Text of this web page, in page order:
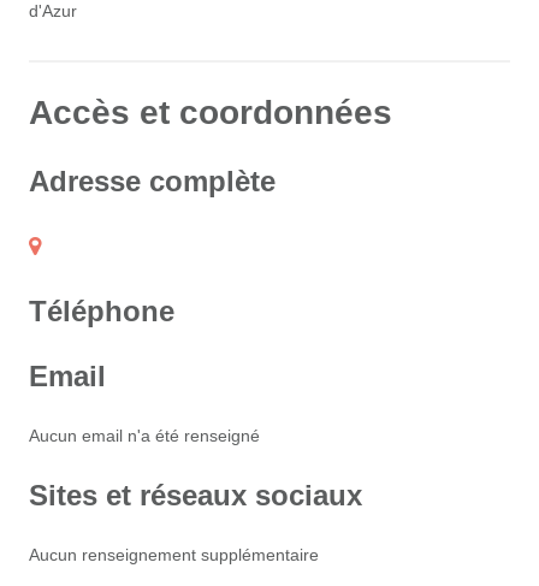
d'Azur
Accès et coordonnées
Adresse complète
Téléphone
Email
Aucun email n'a été renseigné
Sites et réseaux sociaux
Aucun renseignement supplémentaire